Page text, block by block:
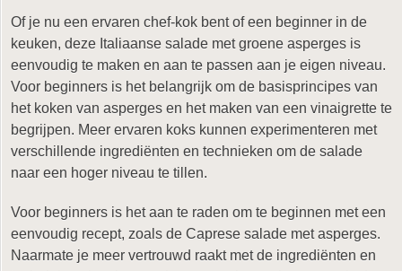
Of je nu een ervaren chef-kok bent of een beginner in de
keuken, deze Italiaanse salade met groene asperges is
eenvoudig te maken en aan te passen aan je eigen niveau.
Voor beginners is het belangrijk om de basisprincipes van
het koken van asperges en het maken van een vinaigrette te
begrijpen. Meer ervaren koks kunnen experimenteren met
verschillende ingrediënten en technieken om de salade
naar een hoger niveau te tillen.
Voor beginners is het aan te raden om te beginnen met een
eenvoudig recept, zoals de Caprese salade met asperges.
Naarmate je meer vertrouwd raakt met de ingrediënten en